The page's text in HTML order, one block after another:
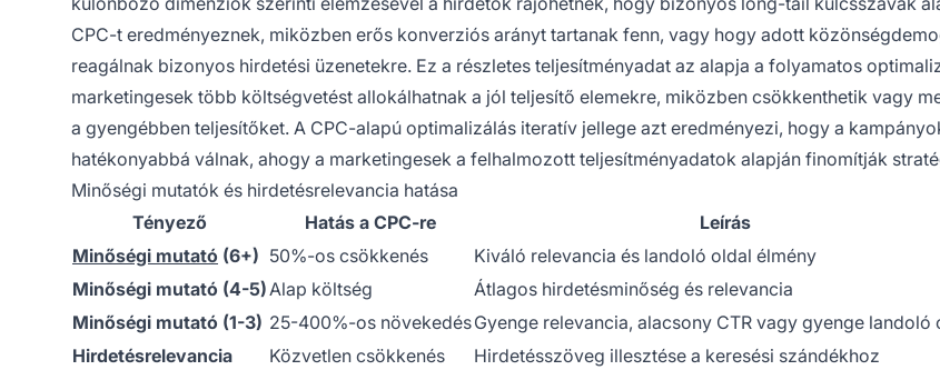
CPC-t eredményeznek, miközben erős konverziós arányt tartanak fenn, vagy hogy adott
reagálnak bizonyos hirdetési üzenetekre. Ez a részletes teljesítményadat az alapja a folyamatos
marketingesek több költségvetést allokálhatnak a jól teljesítő elemekre, miközben csökkenthetik vagy
a gyengébben teljesítőket. A CPC-alapú optimalizálás iteratív jellege azt eredményezi, hogy a
hatékonyabbá válnak, ahogy a marketingesek a felhalmozott teljesítményadatok alapján finomítják
Minőségi mutatók és hirdetésrelevancia hatása
Tényező
Hatás a CPC-re
Leírás
Minőségi mutató (6+) 50%-os csökkenés
Kiváló relevancia és landoló oldal élmény
Minőségi mutató (4-5)Alap költség
Átlagos hirdetésminőség és relevancia
Minőségi mutató (1-3) 25-400%-os növekedésGyenge relevancia, alacsony CTR vagy gyenge landoló
Hirdetésrelevancia
Közvetlen csökkenés
Hirdetésszöveg illesztése a keresési szándékhoz